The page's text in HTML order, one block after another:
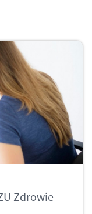
Zdrowie